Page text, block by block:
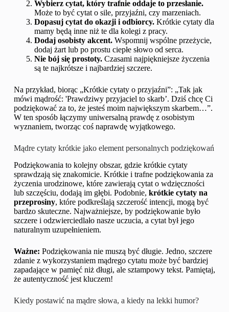
Wybierz cytat, który trafnie oddaje to przesłanie.
Może to być cytat o sile, przyjaźni, czy marzeniach.
Dopasuj cytat do okazji i odbiorcy.Krótkie cytaty dla
mamy będą inne niż te dla kolegi z pracy.
Dodaj osobisty akcent.Wspomnij wspólne przeżycie,
dodaj żart lub po prostu ciepłe słowo od serca.
Nie bój się prostoty.Czasami najpiękniejsze życzenia
są te najkrótsze i najbardziej szczere.
Na przykład, biorąc „Krótkie cytaty o przyjaźni”: „Tak jak
mówi mądrość: 'Prawdziwy przyjaciel to skarb’. Dziś chcę Ci
podziękować za to, że jesteś moim największym skarbem…”.
W ten sposób łączymy uniwersalną prawdę z osobistym
wyznaniem, tworząc coś naprawdę wyjątkowego.
Mądre cytaty krótkie jako element personalnych podziękowań
Podziękowania to kolejny obszar, gdzie krótkie cytaty
sprawdzają się znakomicie. Krótkie i trafne podziękowania za
życzenia urodzinowe, które zawierają cytat o wdzięczności
lub szczęściu, dodają im głębi. Podobnie, krótkie cytaty na
przeprosiny, które podkreślają szczerość intencji, mogą być
bardzo skuteczne. Najważniejsze, by podziękowanie było
szczere i odzwierciedlało nasze uczucia, a cytat był jego
naturalnym uzupełnieniem.
Ważne: Podziękowania nie muszą być długie. Jedno, szczere
zdanie z wykorzystaniem mądrego cytatu może być bardziej
zapadające w pamięć niż długi, ale sztampowy tekst. Pamiętaj,
że autentyczność jest kluczem!
Kiedy postawić na mądre słowa, a kiedy na lekki humor?